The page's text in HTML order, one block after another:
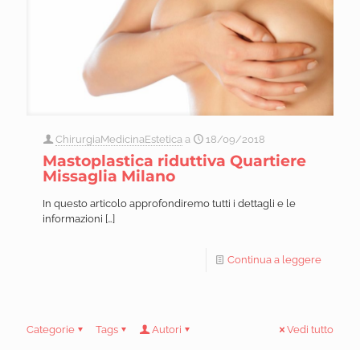
ChirurgiaMedicinaEstetica a 18/09/2018
Mastoplastica riduttiva Quartiere
Missaglia Milano
In questo articolo approfondiremo tutti i dettagli e le
informazioni […]
Continua a leggere
Categorie Tags Autori Vedi tutto